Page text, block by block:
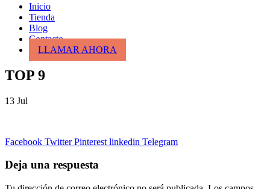
Inicio
Tienda
Blog
Contacto
LLAMAR AHORA
TOP 9
13 Jul
Facebook Twitter Pinterest linkedin Telegram
Deja una respuesta